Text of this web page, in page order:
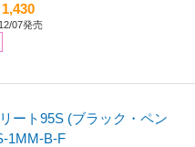
07発売
ート95S (ブラック・ペン
1MM-B-F